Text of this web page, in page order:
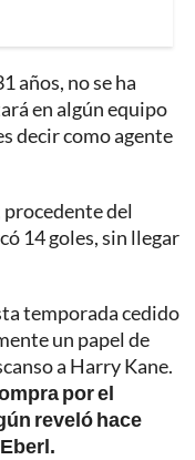
años, no se ha
en algún equipo
decir como agente
del
14 goles, sin llegar
temporada cedido
un papel de
a Harry Kane.
por el
reveló hace